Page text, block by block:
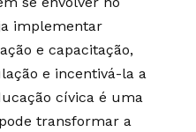
implementar
e capacitação,
e incentivá-la a
cívica é uma
transformar a